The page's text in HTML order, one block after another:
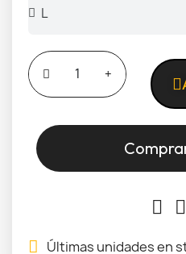
Últimas unidades en